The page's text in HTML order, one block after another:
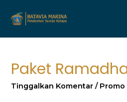
Paket
Tinggalkan Komentar / Promo